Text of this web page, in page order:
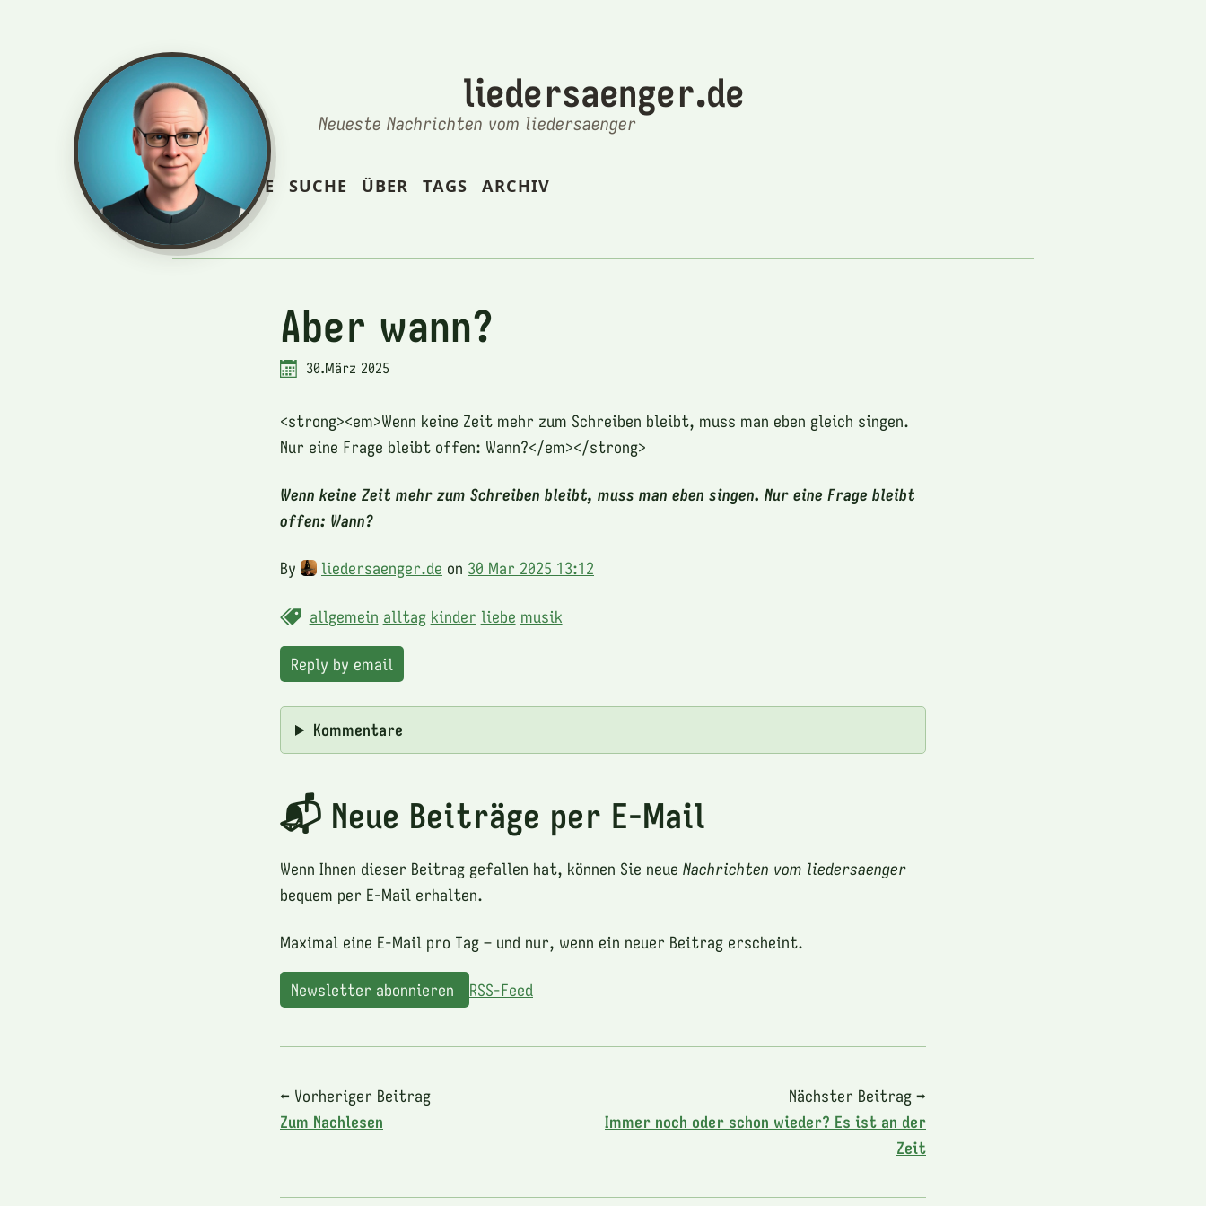
liedersaenger.de
Neueste Nachrichten vom liedersaenger
STARTSEITE SUCHE ÜBER TAGS ARCHIV
Aber wann?
30.März 2025
<strong><em>Wenn keine Zeit mehr zum Schreiben bleibt, muss man eben gleich singen.
Nur eine Frage bleibt offen: Wann?</em></strong>
Wenn keine Zeit mehr zum Schreiben bleibt, muss man eben singen. Nur eine Frage bleibt
offen: Wann?
By liedersaenger.de on 30 Mar 2025 13:12
allgemein alltag kinder liebe musik
Reply by email
Kommentare
📬 Neue Beiträge per E-Mail
Wenn Ihnen dieser Beitrag gefallen hat, können Sie neue Nachrichten vom liedersaenger
bequem per E-Mail erhalten.
Maximal eine E-Mail pro Tag – und nur, wenn ein neuer Beitrag erscheint.
Newsletter abonnieren RSS-Feed
⬅ Vorheriger Beitrag
Zum Nachlesen
Nächster Beitrag ➡
Immer noch oder schon wieder? Es ist an der
Zeit